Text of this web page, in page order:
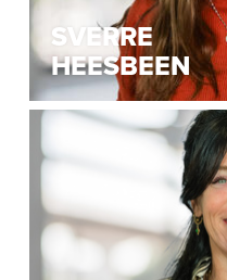
SVERRE
HEESBEEN